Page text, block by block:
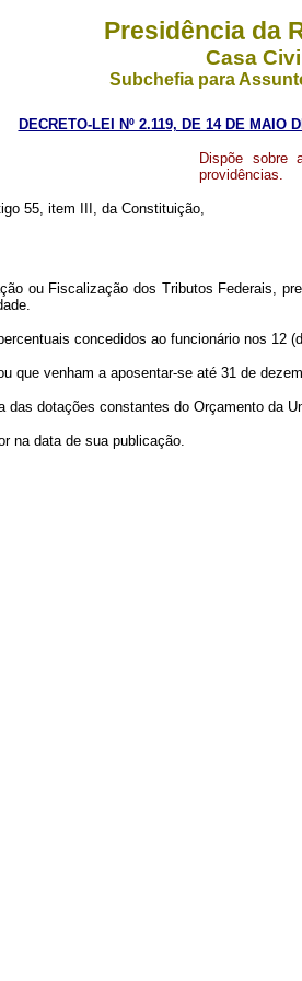
Presidência da
Casa Civil
Subchefia para
DECRETO-LEI Nº 2.119, DE 14 DE MAIO
Dispõe sobre
providências.
55, item III, da Constituição,
ou Fiscalização dos Tributos Federais,
concedidos ao funcionário nos 12
venham a aposentar-se até 31 de
dotações constantes do Orçamento da
data de sua publicação.